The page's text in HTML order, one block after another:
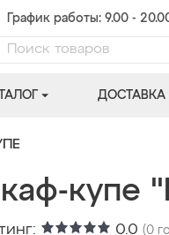
График работы: 9.00 -
ДОСТАВКА
купе
0.0 (0